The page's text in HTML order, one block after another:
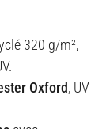
320 g/m²,
Oxford, UV